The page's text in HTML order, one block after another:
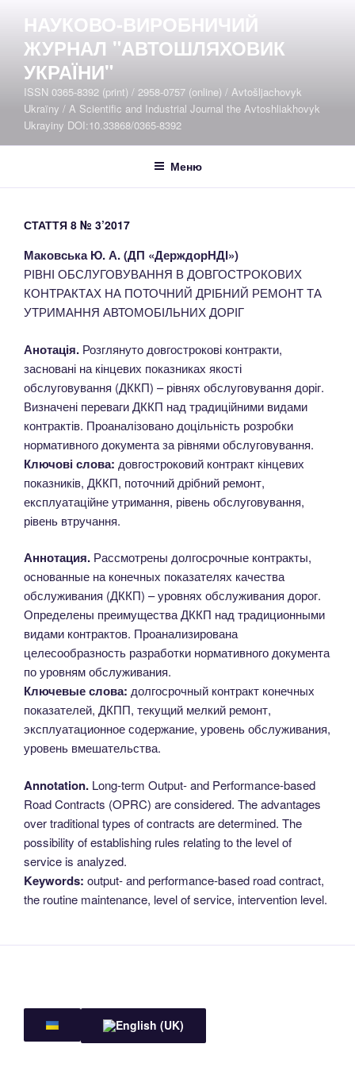
вмісту
НАУКОВО-ВИРОБНИЧИЙ
ЖУРНАЛ "АВТОШЛЯХОВИК
УКРАЇНИ"
ISSN 0365-8392 (print) / 2958-0757 (online) / Avtošljachovyk
Ukraïny / A Scientific and Industrial Journal the Avtoshliakhovyk
Ukrayiny DOI:10.33868/0365-8392
Меню
СТАТТЯ 8 № 3’2017
Маковська Ю. А. (ДП «ДерждорНДІ»)
РІВНІ ОБСЛУГОВУВАННЯ В ДОВГОСТРОКОВИХ
КОНТРАКТАХ НА ПОТОЧНИЙ ДРІБНИЙ РЕМОНТ ТА
УТРИМАННЯ АВТОМОБІЛЬНИХ ДОРІГ
Анотація. Розглянуто довгострокові контракти,
засновані на кінцевих показниках якості
обслуговування (ДККП) – рівнях обслуговування доріг.
Визначені переваги ДККП над традиційними видами
контрактів. Проаналізовано доцільність розробки
нормативного документа за рівнями обслуговування.
Ключові слова: довгостроковий контракт кінцевих
показників, ДККП, поточний дрібний ремонт,
експлуатаційне утримання, рівень обслуговування,
рівень втручання.
Аннотация. Рассмотрены долгосрочные контракты,
основанные на конечных показателях качества
обслуживания (ДККП) – уровнях обслуживания дорог.
Определены преимущества ДККП над традиционными
видами контрактов. Проанализирована
целесообразность разработки нормативного документа
по уровням обслуживания.
Ключевые слова: долгосрочный контракт конечных
показателей, ДКПП, текущий мелкий ремонт,
эксплуатационное содержание, уровень обслуживания,
уровень вмешательства.
Annotation. Long-term Output- and Performance-based
Road Contracts (OPRC) are considered. The advantages
over traditional types of contracts are determined. The
possibility of establishing rules relating to the level of
service is analyzed.
Keywords: output- and performance-based road contract,
the routine maintenance, level of service, intervention level.